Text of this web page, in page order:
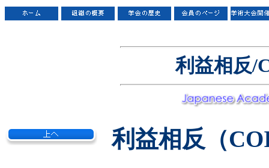
利益相反/
利益相反（